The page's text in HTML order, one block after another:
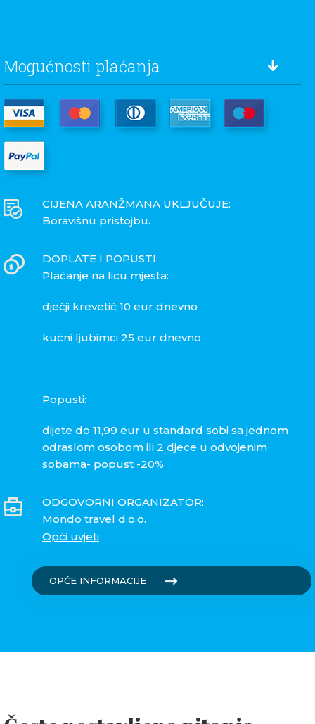
Mogućnosti plaćanja
CIJENA ARANŽMANA UKLJUČUJE:
Boravišnu pristojbu.
DOPLATE I POPUSTI:
Plaćanje na licu mjesta:
dječji krevetić 10 eur dnevno
kućni ljubimci 25 eur dnevno
Popusti:
dijete do 11,99 eur u standard sobi sa jednom
odraslom osobom ili 2 djece u odvojenim
sobama- popust -20%
ODGOVORNI ORGANIZATOR:
Mondo travel d.o.o.
Opći uvjeti
OPĆE INFORMACIJE